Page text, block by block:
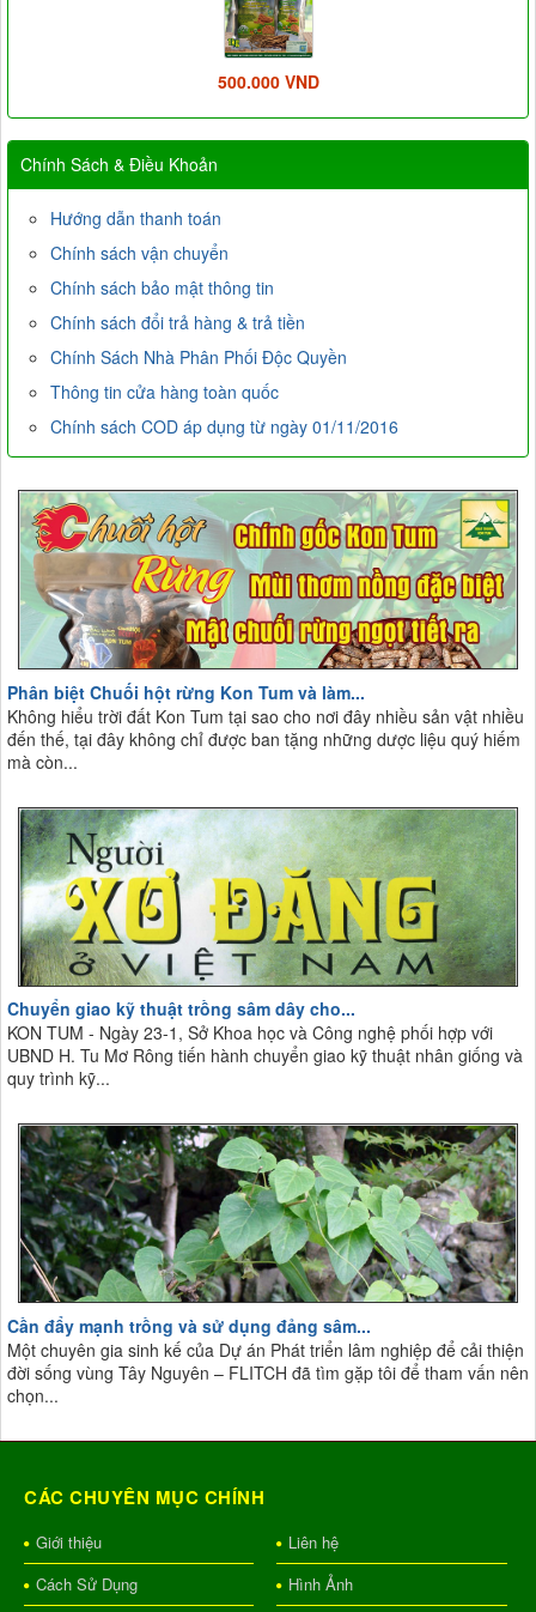
500.000 VND
Chính Sách & Điều Khoản
Hướng dẫn thanh toán
Chính sách vận chuyển
Chính sách bảo mật thông tin
Chính sách đổi trả hàng & trả tiền
Chính Sách Nhà Phân Phối Độc Quyền
Thông tin cửa hàng toàn quốc
Chính sách COD áp dụng từ ngày 01/11/2016
Phân biệt Chuối hột rừng Kon Tum và làm...
Không hiểu trời đất Kon Tum tại sao cho nơi đây nhiều sản vật nhiều
đến thế, tại đây không chỉ được ban tặng những dược liệu quý hiếm
mà còn...
Chuyển giao kỹ thuật trồng sâm dây cho...
KON TUM - Ngày 23-1, Sở Khoa học và Công nghệ phối hợp với
UBND H. Tu Mơ Rông tiến hành chuyển giao kỹ thuật nhân giống và
quy trình kỹ...
Cần đẩy mạnh trồng và sử dụng đảng sâm...
Một chuyên gia sinh kế của Dự án Phát triển lâm nghiệp để cải thiện
đời sống vùng Tây Nguyên – FLITCH đã tìm gặp tôi để tham vấn nên
chọn...
CÁC CHUYÊN MỤC CHÍNH
Giới thiệu
Liên hệ
Cách Sử Dụng
Hình Ảnh